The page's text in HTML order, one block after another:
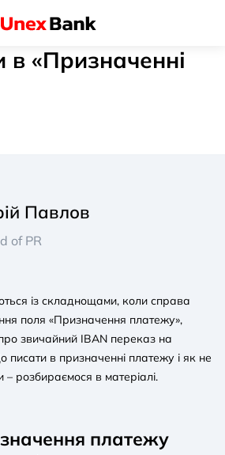
«Призначенні
Павлов
of PR
із складнощами, коли справа
поля «Призначення платежу»,
звичайний IBAN переказ на
в призначенні платежу і як не
– розбираємося в матеріалі.
платежу